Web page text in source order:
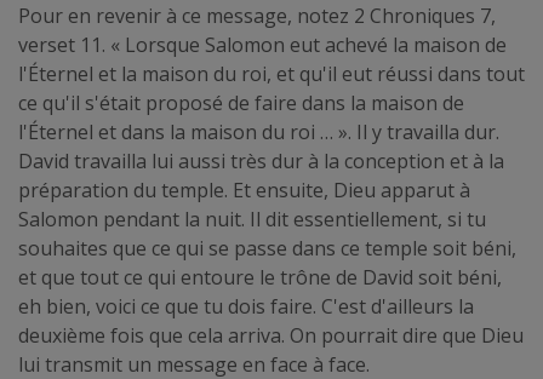
Pour en revenir à ce message, notez 2 Chroniques 7,
verset 11. « Lorsque Salomon eut achevé la maison de
l'Éternel et la maison du roi, et qu'il eut réussi dans tout
ce qu'il s'était proposé de faire dans la maison de
l'Éternel et dans la maison du roi … ». Il y travailla dur.
David travailla lui aussi très dur à la conception et à la
préparation du temple. Et ensuite, Dieu apparut à
Salomon pendant la nuit. Il dit essentiellement, si tu
souhaites que ce qui se passe dans ce temple soit béni,
et que tout ce qui entoure le trône de David soit béni,
eh bien, voici ce que tu dois faire. C'est d'ailleurs la
deuxième fois que cela arriva. On pourrait dire que Dieu
lui transmit un message en face à face.